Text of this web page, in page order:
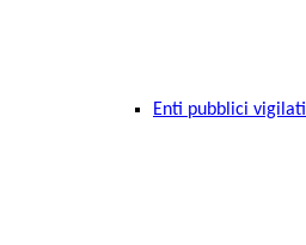
Enti pubblici vigilati